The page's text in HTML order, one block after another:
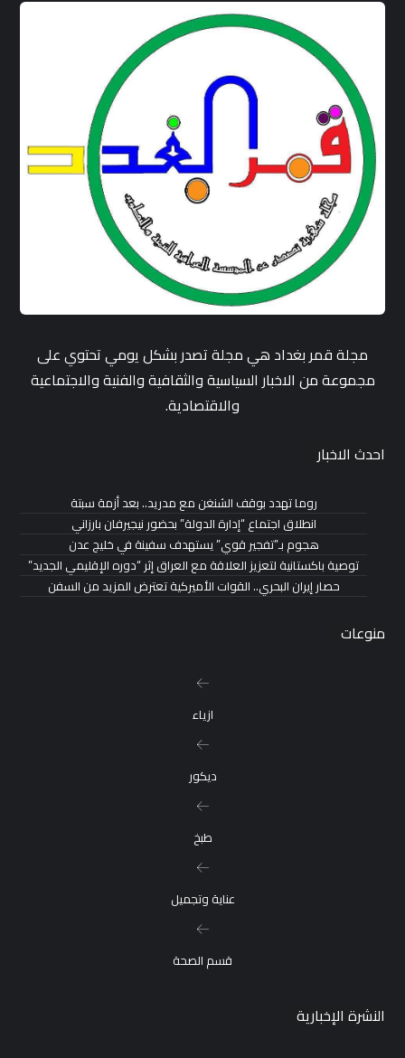
مجلة قمر بغداد هي مجلة تصدر بشكل يومي تحتوي على
مجموعة من الاخبار السياسية والثقافية والفنية والاجتماعية
والاقتصادية.
احدث الاخبار
روما تهدد بوقف الشنغن مع مدريد.. بعد أزمة سبتة
انطلاق اجتماع “إدارة الدولة” بحضور نيجيرفان بارزاني
هجوم بـ”تفجير قوي” يستهدف سفينة في خليج عدن
توصية باكستانية لتعزيز العلاقة مع العراق إثر “دوره الإقليمي الجديد”
حصار إيران البحري.. القوات الأميركية تعترض المزيد من السفن
منوعات
ازياء
ديكور
طبخ
عناية وتجميل
قسم الصحة
النشرة الإخبارية